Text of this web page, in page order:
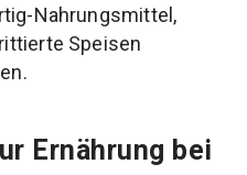
Nahrungsmittel,
Speisen
Ernährung bei